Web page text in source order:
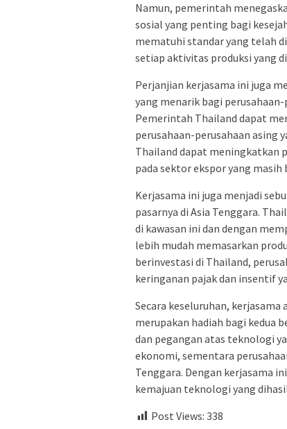
Namun, pemerintah
sosial yang penting bagi
mematuhi standar yang telah
setiap aktivitas produksi yang
Perjanjian kerjasama ini juga
yang menarik bagi
Pemerintah Thailand dapat
perusahaan-perusahaan asing
Thailand dapat meningkatkan
pada sektor ekspor yang
Kerjasama ini juga menjadi
pasarnya di Asia Tenggara.
di kawasan ini dan dengan
lebih mudah memasarkan
berinvestasi di Thailand,
keringanan pajak dan insentif
Secara keseluruhan,
merupakan hadiah bagi kedua
dan pegangan atas teknologi
ekonomi, sementara
Tenggara. Dengan kerjasama
kemajuan teknologi yang
Post Views: 338